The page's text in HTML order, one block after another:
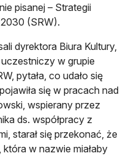
pisanej – Strategii
(SRW).
dyrektora Biura Kultury,
w grupie
pytała, co udało się
się w pracach nad
wspierany przez
ds. współpracy z
starał się przekonać, że
w nazwie miałaby